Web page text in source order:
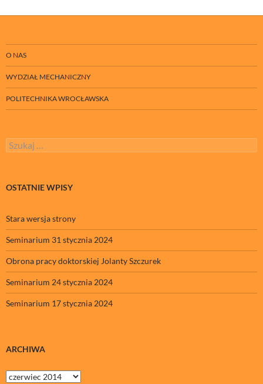
O NAS
WYDZIAŁ MECHANICZNY
POLITECHNIKA WROCŁAWSKA
Szukaj:
OSTATNIE WPISY
Stara wersja strony
Seminarium 31 stycznia 2024
Obrona pracy doktorskiej Jolanty Szczurek
Seminarium 24 stycznia 2024
Seminarium 17 stycznia 2024
ARCHIWA
Archiwa